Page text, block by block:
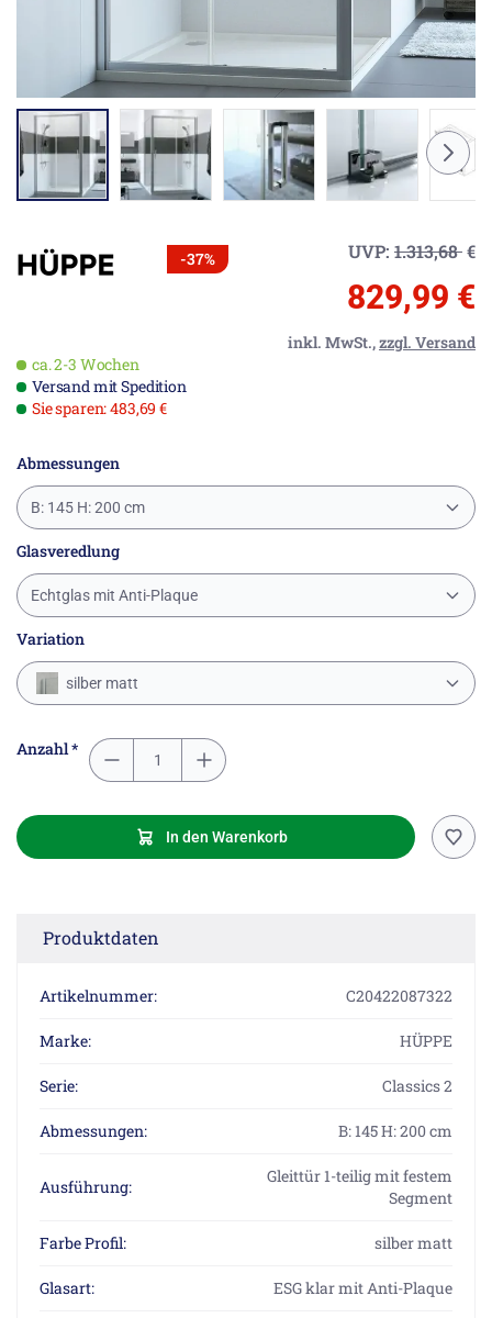
-37% UVP: 1.313,68€
829,99 €
inkl. MwSt.,zzgl. Versand
ca. 2-3 Wochen
Versand mit Spedition
Sie sparen: 483,69 €
Abmessungen
B: 145 H: 200 cm
Glasveredlung
Echtglas mit Anti-Plaque
Variation
silber matt
Anzahl *
In den Warenkorb
Produktdaten
Artikelnummer: C20422087322
Marke: HÜPPE
Serie: Classics 2
Abmessungen: B: 145 H: 200 cm
Ausführung:
Gleittür 1-teilig mit festem
Segment
Farbe Profil: silber matt
Glasart: ESG klar mit Anti-Plaque